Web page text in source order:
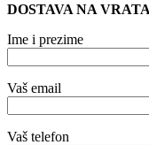
DOSTAVA NA
Ime i prezime
Vaš email
Vaš telefon